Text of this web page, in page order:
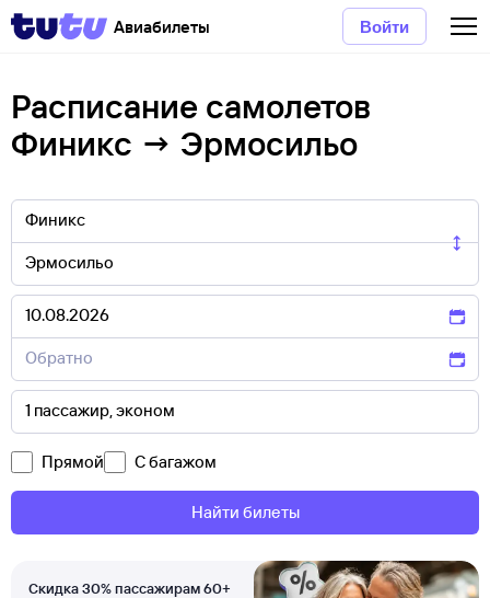
Авиабилеты Войти
Расписание самолетов
Финикс → Эрмосильо
Прямой С багажом
Найти билеты
Скидка 30% пассажирам 60+